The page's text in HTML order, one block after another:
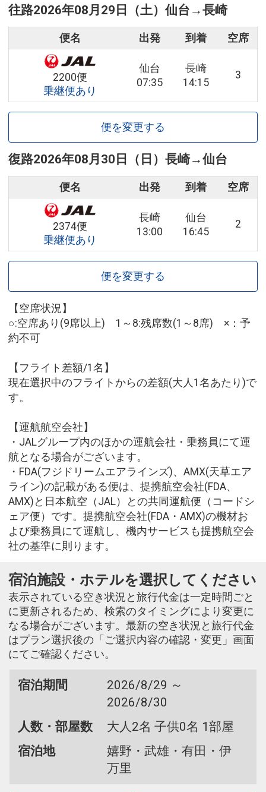
往路2026年08月29日（土） 仙台 →長崎
便名 出発 到着 空席
2200便
乗継便あり
仙台
07:35
長崎
14:15
3
便を変更する
復路2026年08月30日（日） 長崎→仙台
便名 出発 到着 空席
2374便
乗継便あり
長崎
13:00
仙台
16:45
2
便を変更する
【空席状況】
○:空席あり(9席以上) 1～8:残席数(1～8席) ×：予
約不可
【フライト差額/1名】
現在選択中のフライトからの差額(大人1名あたり)で
す。
【運航航空会社】
・JALグループ内のほかの運航会社・乗務員にて運
航となる場合がございます。
・FDA(フジドリームエアラインズ)、AMX(天草エア
ライン)の記載がある便は、提携航空会社(FDA、
AMX)と日本航空（JAL）との共同運航便（コードシ
ェア便）です。提携航空会社(FDA・AMX)の機材お
よび乗務員にて運航し、機内サービスも提携航空会
社の基準に則ります。
宿泊施設・ホテルを選択してください
表示されている空き状況と旅行代金は一定時間ごと
に更新されるため、検索のタイミングにより変更に
なる場合がございます。最新の空き状況と旅行代金
はプラン選択後の「ご選択内容の確認・変更」画面
にてご確認ください。
宿泊期間
2026/8/29 ～
2026/8/30
人数・部屋数
大人2名 子供0名 1部屋
宿泊地
嬉野・武雄・有田・伊
万里